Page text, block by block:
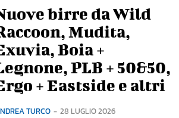
birre da Wild
Mudita,
Boia +
PLB + 50&50,
+ Eastside e altri
TURCO - 28 LUGLIO 2026